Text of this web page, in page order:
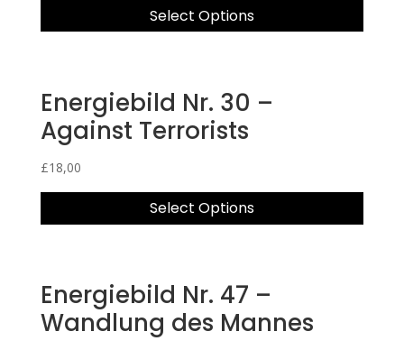
Select Options
Energiebild Nr. 30 –
Against Terrorists
£18,00
Select Options
Energiebild Nr. 47 –
Wandlung des Mannes